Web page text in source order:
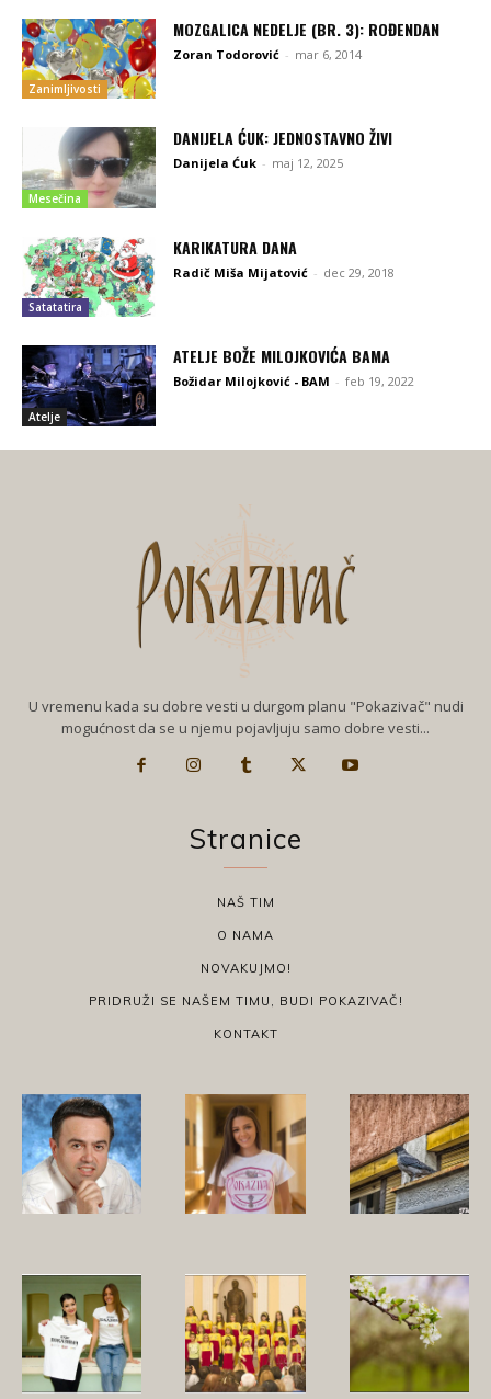
Zanimljivosti
MOZGALICA NEDELJE (BR. 3): ROĐENDAN
Zoran Todorović - mar 6, 2014
Mesečina
DANIJELA ĆUK: JEDNOSTAVNO ŽIVI
Danijela Ćuk - maj 12, 2025
Satatatira
KARIKATURA DANA
Radič Miša Mijatović - dec 29, 2018
Atelje
ATELJE BOŽE MILOJKOVIĆA BAMA
Božidar Milojković - BAM - feb 19, 2022
U vremenu kada su dobre vesti u durgom planu "Pokazivač" nudi
mogućnost da se u njemu pojavljuju samo dobre vesti...
Stranice
NAŠ TIM
O NAMA
NOVAKUJMO!
PRIDRUŽI SE NAŠEM TIMU, BUDI POKAZIVAČ!
KONTAKT